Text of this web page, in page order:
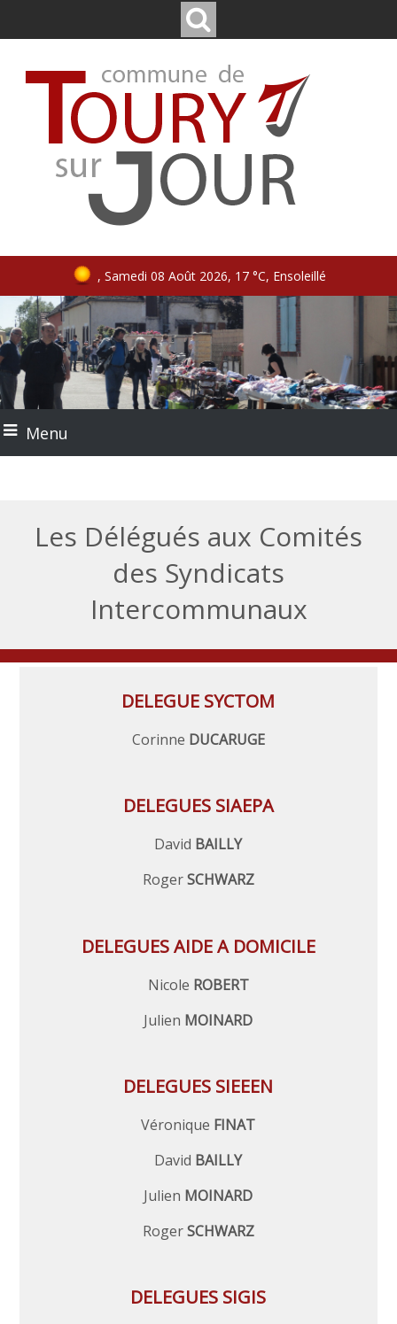
, Samedi 08 Août 2026, 17 °C, Ensoleillé
Menu
Les Délégués aux Comités
des Syndicats
Intercommunaux
DELEGUE SYCTOM
Corinne DUCARUGE
DELEGUES SIAEPA
David BAILLY
RogerSCHWARZ
DELEGUES AIDE A DOMICILE
Nicole ROBERT
Julien MOINARD
DELEGUES SIEEEN
Véronique FINAT
David BAILLY
Julien MOINARD
RogerSCHWARZ
DELEGUES SIGIS